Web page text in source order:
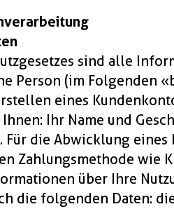
sind alle
Person (im Folgenden
eines
Ihr Name und
die Abwicklung eines
Zahlungsmethode wie
über Ihre
die folgenden Daten: